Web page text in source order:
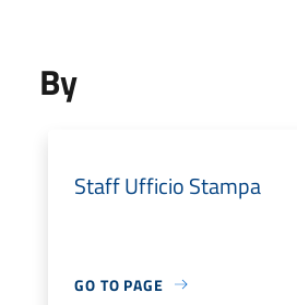
By
Staff Ufficio Stampa
GO TO PAGE